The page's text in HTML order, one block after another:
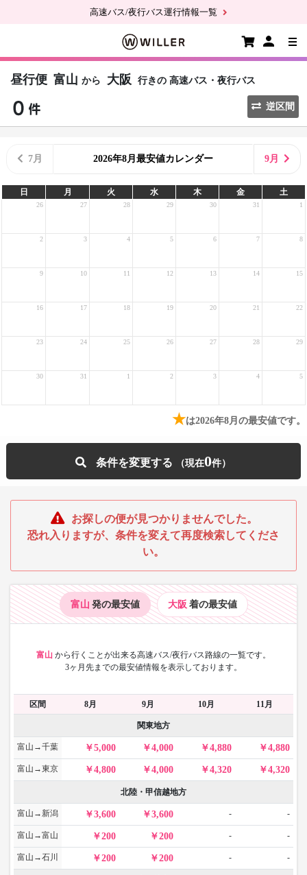
高速バス/夜行バス運行情報一覧
昼行便 富山 から 大阪 行きの 高速バス・夜行バス
逆区間
7月 2026年8月最安値カレンダー 9月
日 月 火 水 木 金 土
26 27 28 29 30 31 1
2 3 4 5 6 7 8
9 10 11 12 13 14 15
16 17 18 19 20 21 22
23 24 25 26 27 28 29
30 31 1 2 3 4 5
★は2026年8月の最安値です。
条件を変更する 0
お探しの便が見つかりませんでした。
恐れ入りますが、条件を変えて再度検索してくださ
い。
富山 発の最安値 大阪 着の最安値
富山 から行くことが出来る高速バス/夜行バス路線の一覧です。
3ヶ月先までの最安値情報を表示しております。
区間 8月 9月 10月 11月
関東地方
富山→千葉 5,000 4,000 4,880 4,880
富山→東京 4,800 4,000 4,320 4,320
北陸・甲信越地方
富山→新潟 3,600 3,600 - -
富山→富山 200 200 - -
富山→石川 200 200 - -